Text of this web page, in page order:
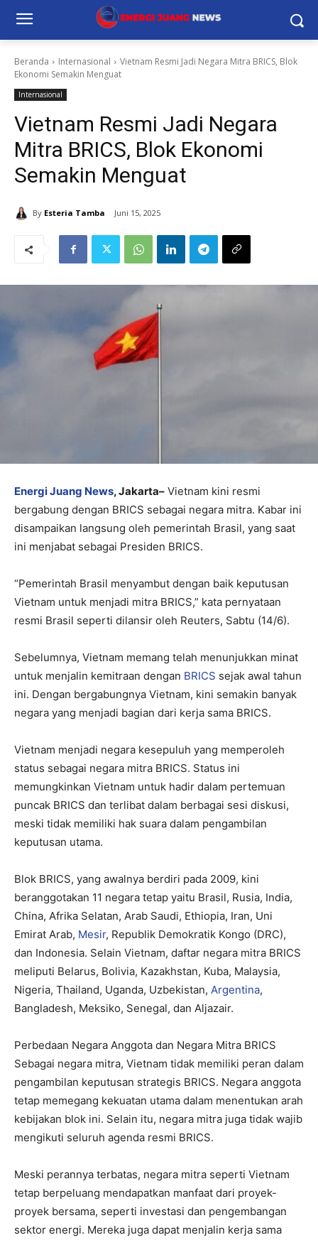
Beranda Internasional
Vietnam Resmi Jadi Negara Mitra BRICS, Blok
Ekonomi Semakin Menguat
Internasional
Vietnam Resmi Jadi Negara
Mitra BRICS, Blok Ekonomi
Semakin Menguat
By Esteria Tamba Juni 15, 2025
Energi Juang News, Jakarta– Vietnam kini resmi
bergabung dengan BRICS sebagai negara mitra. Kabar ini
disampaikan langsung oleh pemerintah Brasil, yang saat
ini menjabat sebagai Presiden BRICS.
“Pemerintah Brasil menyambut dengan baik keputusan
Vietnam untuk menjadi mitra BRICS,” kata pernyataan
resmi Brasil seperti dilansir oleh Reuters, Sabtu (14/6).
Sebelumnya, Vietnam memang telah menunjukkan minat
untuk menjalin kemitraan dengan BRICS sejak awal tahun
ini. Dengan bergabungnya Vietnam, kini semakin banyak
negara yang menjadi bagian dari kerja sama BRICS.
Vietnam menjadi negara kesepuluh yang memperoleh
status sebagai negara mitra BRICS. Status ini
memungkinkan Vietnam untuk hadir dalam pertemuan
puncak BRICS dan terlibat dalam berbagai sesi diskusi,
meski tidak memiliki hak suara dalam pengambilan
keputusan utama.
Blok BRICS, yang awalnya berdiri pada 2009, kini
beranggotakan 11 negara tetap yaitu Brasil, Rusia, India,
China, Afrika Selatan, Arab Saudi, Ethiopia, Iran, Uni
Emirat Arab, Mesir, Republik Demokratik Kongo (DRC),
dan Indonesia. Selain Vietnam, daftar negara mitra BRICS
meliputi Belarus, Bolivia, Kazakhstan, Kuba, Malaysia,
Nigeria, Thailand, Uganda, Uzbekistan, Argentina,
Bangladesh, Meksiko, Senegal, dan Aljazair.
Perbedaan Negara Anggota dan Negara Mitra BRICS
Sebagai negara mitra, Vietnam tidak memiliki peran dalam
pengambilan keputusan strategis BRICS. Negara anggota
tetap memegang kekuatan utama dalam menentukan arah
kebijakan blok ini. Selain itu, negara mitra juga tidak wajib
mengikuti seluruh agenda resmi BRICS.
Meski perannya terbatas, negara mitra seperti Vietnam
tetap berpeluang mendapatkan manfaat dari proyek-
proyek bersama, seperti investasi dan pengembangan
sektor energi. Mereka juga dapat menjalin kerja sama